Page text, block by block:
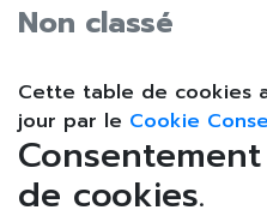
Non classé
Cette table de cookies
jour par le Cookie
de cookies.